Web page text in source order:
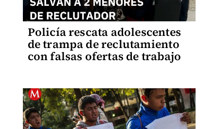
Policía rescata adolescentes
de trampa de reclutamiento
con falsas ofertas de trabajo